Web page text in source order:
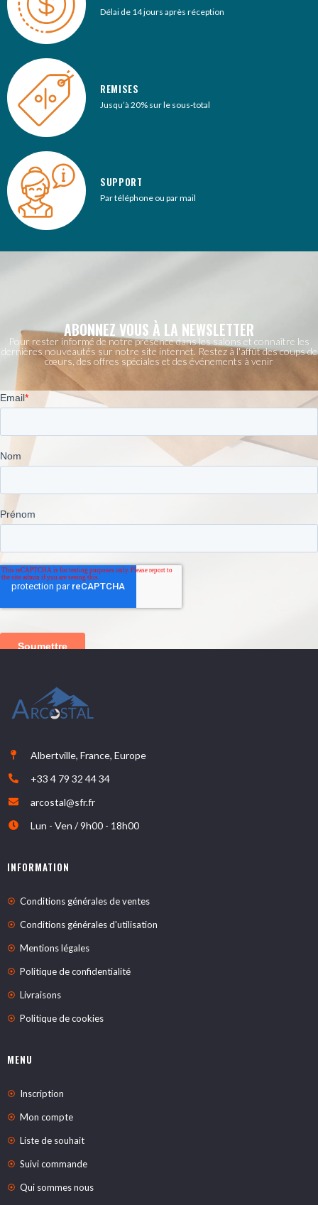
Délai de 14 jours après réception
REMISES
Jusqu’à 20% sur le sous-total
SUPPORT
Par téléphone ou par mail
ABONNEZ VOUS À LA NEWSLETTER
Pour rester informé de notre présence dans les salons et connaître les
dernières nouveautés sur notre site internet. Restez à l'affût des coups de
cœurs, des offres spéciales et des événements à venir
Albertville, France, Europe
+33 4 79 32 44 34
arcostal@sfr.fr
Lun - Ven / 9h00 - 18h00
INFORMATION
Conditions générales de ventes
Conditions générales d'utilisation
Mentions légales
Politique de confidentialité
Livraisons
Politique de cookies
MENU
Inscription
Mon compte
Liste de souhait
Suivi commande
Qui sommes nous